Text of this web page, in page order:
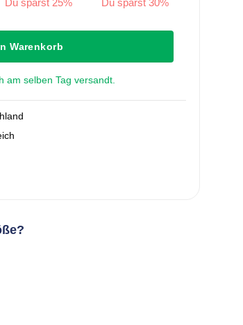
Du sparst 25% Du sparst 30%
Warenkorb
am selben Tag versandt.